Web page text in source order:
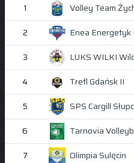
1
Volley Team
2 Enea Energetyk
3 LUKS WILKI
4 Trefl Gdańsk II
5 SPS Cargill
6 Tarnovia
7 Olimpia Sulęcin